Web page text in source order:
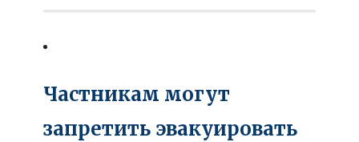
Частникам могут
запретить эвакуировать